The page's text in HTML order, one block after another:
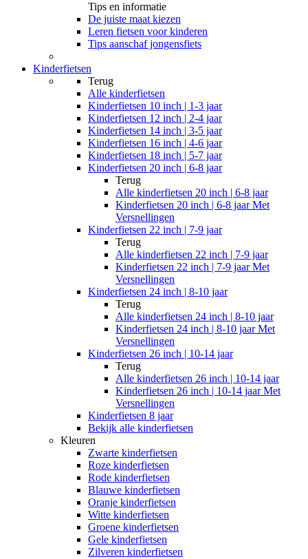
Tips en informatie
De juiste maat kiezen
Leren fietsen voor kinderen
Tips aanschaf jongensfiets
Kinderfietsen
Terug
Alle kinderfietsen
Kinderfietsen 10 inch | 1-3 jaar
Kinderfietsen 12 inch | 2-4 jaar
Kinderfietsen 14 inch | 3-5 jaar
Kinderfietsen 16 inch | 4-6 jaar
Kinderfietsen 18 inch | 5-7 jaar
Kinderfietsen 20 inch | 6-8 jaar
Terug
Alle kinderfietsen 20 inch | 6-8 jaar
Kinderfietsen 20 inch | 6-8 jaar Met
Versnellingen
Kinderfietsen 22 inch | 7-9 jaar
Terug
Alle kinderfietsen 22 inch | 7-9 jaar
Kinderfietsen 22 inch | 7-9 jaar Met
Versnellingen
Kinderfietsen 24 inch | 8-10 jaar
Terug
Alle kinderfietsen 24 inch | 8-10 jaar
Kinderfietsen 24 inch | 8-10 jaar Met
Versnellingen
Kinderfietsen 26 inch | 10-14 jaar
Terug
Alle kinderfietsen 26 inch | 10-14 jaar
Kinderfietsen 26 inch | 10-14 jaar Met
Versnellingen
Kinderfietsen 8 jaar
Bekijk alle kinderfietsen
Kleuren
Zwarte kinderfietsen
Roze kinderfietsen
Rode kinderfietsen
Blauwe kinderfietsen
Oranje kinderfietsen
Witte kinderfietsen
Groene kinderfietsen
Gele kinderfietsen
Zilveren kinderfietsen